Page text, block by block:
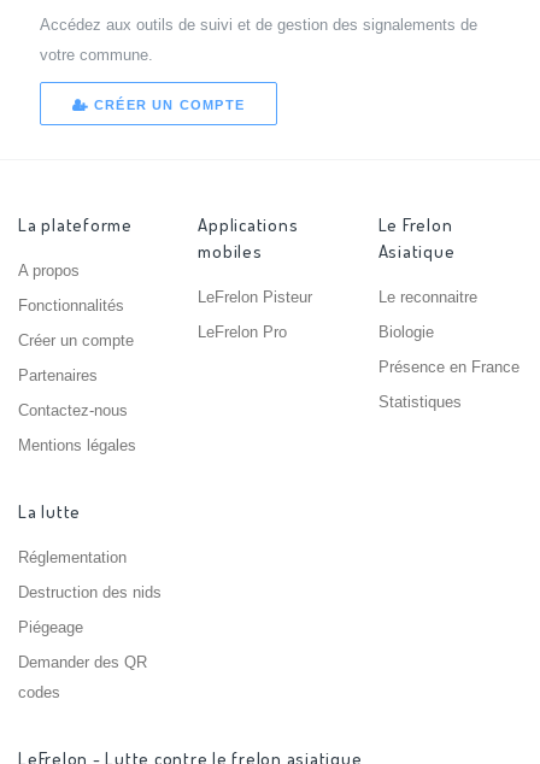
Accédez aux outils de suivi et de gestion des signalements de
votre commune.
CRÉER UN COMPTE
La plateforme
A propos
Fonctionnalités
Créer un compte
Partenaires
Contactez-nous
Mentions légales
Applications
mobiles
LeFrelon Pisteur
LeFrelon Pro
Le Frelon
Asiatique
Le reconnaitre
Biologie
Présence en France
Statistiques
La lutte
Réglementation
Destruction des nids
Piégeage
Demander des QR
codes
LeFrelon - Lutte contre le frelon asiatique